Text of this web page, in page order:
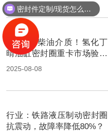
抗150℃柴油介质！氢化丁
晴油缸密封圈重卡市场验证‌
！
2025-08-08
行业‌：铁路液压制动密封圈
抗震动，故障率降低80%？